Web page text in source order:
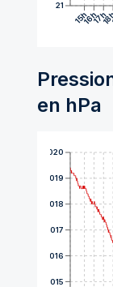
15h16h17h
21
en hPa
1015
1016
1017
1018
1019
1020